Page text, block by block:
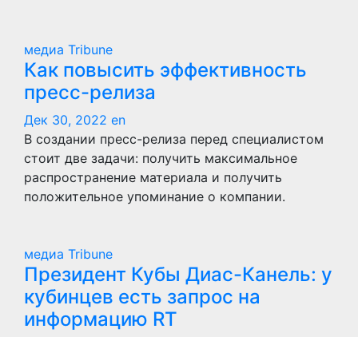
медиа Tribune
Как повысить эффективность
пресс-релиза
Дек 30, 2022 en
В создании пресс-релиза перед специалистом
стоит две задачи: получить максимальное
распространение материала и получить
положительное упоминание о компании.
медиа Tribune
Президент Кубы Диас-Канель: у
кубинцев есть запрос на
информацию RT